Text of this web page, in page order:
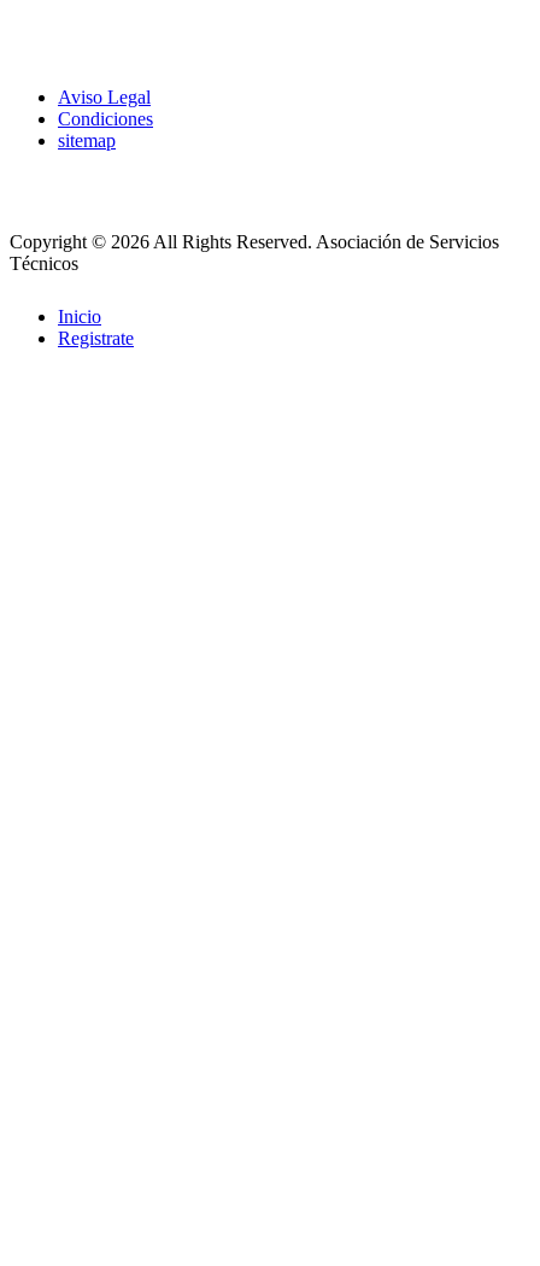
Aviso Legal
Condiciones
sitemap
Copyright © 2026 All Rights Reserved. Asociación de Servicios
Técnicos
Inicio
Registrate